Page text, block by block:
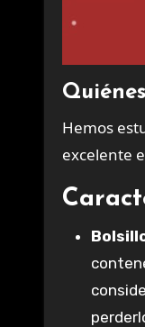
Hemos
excelente